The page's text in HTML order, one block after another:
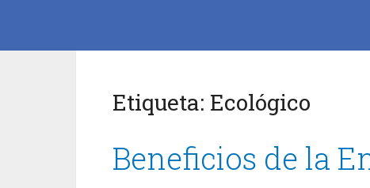
Etiqueta: Ecológico
Beneficios de la